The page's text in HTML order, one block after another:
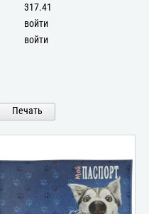
317.41
войти
войти
Печать